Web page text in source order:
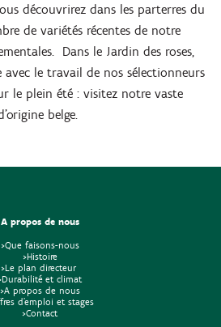
découvrirez dans les parterres du
de variétés récentes de notre
Dans le Jardin des roses,
avec le travail de nos sélectionneurs
le plein été : visitez notre vaste
belge.
A propos de nous
>Que faisons-nous
>Histoire
>Le plan directeur
et climat
>A propos de nous
d'emploi et stages
>Contact